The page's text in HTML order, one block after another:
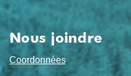
page
Nous joindre
Coordonnées